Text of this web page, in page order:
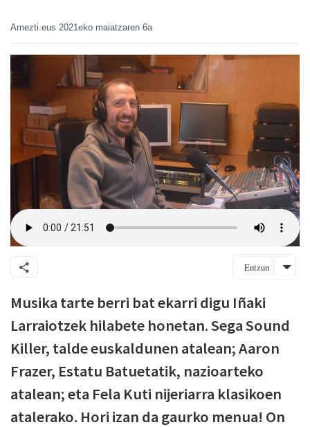
Amezti.eus 2021eko maiatzaren 6a
Entzun
Musika tarte berri bat ekarri digu Iñaki
Larraiotzek hilabete honetan. Sega Sound
Killer, talde euskaldunen atalean; Aaron
Frazer, Estatu Batuetatik, nazioarteko
atalean; eta Fela Kuti nijeriarra klasikoen
atalerako. Hori izan da gaurko menua! On